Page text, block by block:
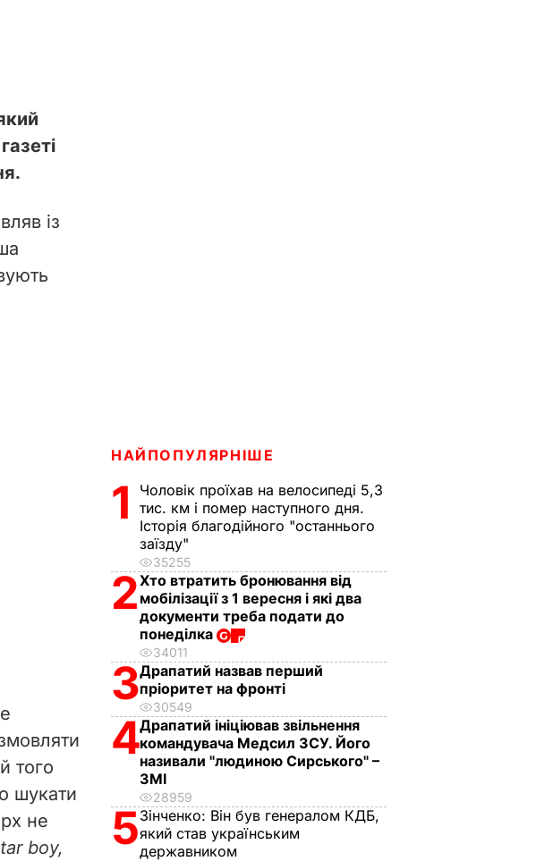
із
того
шукати
не
boy,
НАЙПОПУЛЯРНІШЕ
1
Чоловік проїхав на велосипеді 5,3
тис. км і помер наступного дня.
Історія благодійного "останнього
заїзду"
35255
2Хто втратить бронювання від
мобілізації з 1 вересня і які два
документи треба подати до
понеділка
34011
3Драпатий назвав перший
пріоритет на фронті
30549
4Драпатий ініціював звільнення
командувача Медсил ЗСУ. Його
називали "людиною Сирського" –
ЗМІ
28959
5Зінченко: Він був генералом КДБ,
який став українським
державником